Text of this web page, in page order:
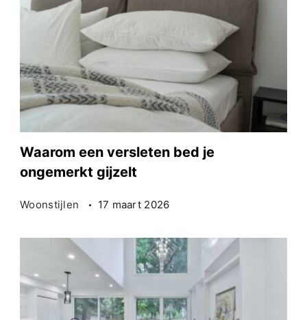
Waarom een versleten bed je
ongemerkt gijzelt
Woonstijlen 17 maart 2026